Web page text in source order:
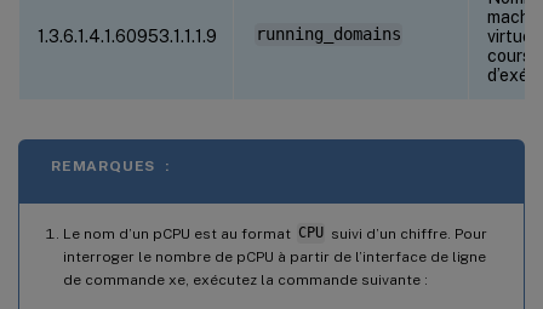
1.3.6.1.4.1.60953.1.1.1.9 running_domains
cours
REMARQUES :
Le nom d’un pCPU est au format CPU suivi d’un chiffre. Pour
interroger le nombre de pCPU à partir de l’interface de ligne
de commande xe, exécutez la commande suivante :